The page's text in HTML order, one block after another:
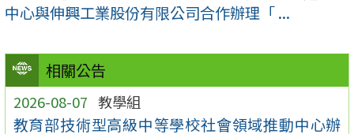
相關公告
2026-08-07 教學組
教育部技術型高級中等學校社會領域推動中心辦
中心與伸興工業股份有限公司合作辦理「 ...